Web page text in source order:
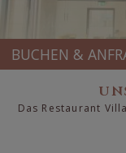
BUCHEN &
Das Restaurant